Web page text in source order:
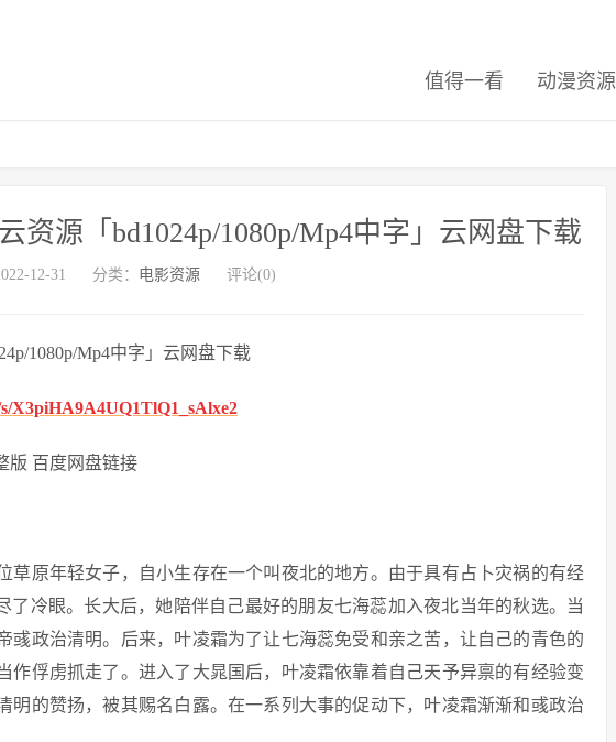
值得一看 动漫资源
资源「bd1024p/1080p/Mp4中字」云网盘下载
12-31 分类： 电影资源 评论(0)
1080p/Mp4中字」云网盘下载
X3piHA9A4UQ1TlQ1_sAlxe2
版 百度网盘链接
草原年轻女子，自小生存在一个叫夜北的地方。由于具有占卜灾祸的有经
了冷眼。长大后，她陪伴自己最好的朋友七海蕊加入夜北当年的秋选。当
彧政治清明。后来，叶凌霜为了让七海蕊免受和亲之苦，让自己的青色的
作俘虏抓走了。进入了大晁国后，叶凌霜依靠着自己天予异禀的有经验变
明的赞扬，被其赐名白露。在一系列大事的促动下，叶凌霜渐渐和彧政治